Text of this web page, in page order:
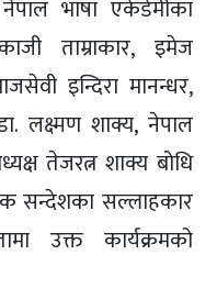
नेपाल भाषा एकेडेमीका
ताम्राकार, इमेज
इन्दिरा मानन्धर,
लक्ष्मण शाक्य, नेपाल
तेजरत्न शाक्य बोधि
सन्देशका सल्लाहकार
उक्त कार्यक्रमको